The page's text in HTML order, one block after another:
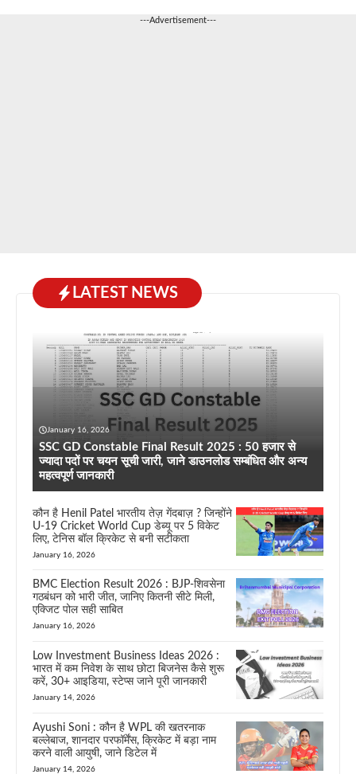
---Advertisement---
LATEST NEWS
January 16, 2026
SSC GD Constable Final Result 2025 : 50 हजार से
ज्यादा पदों पर चयन सूची जारी, जाने डाउनलोड सम्बंधित और अन्य
महत्वपूर्ण जानकारी
कौन है Henil Patel भारतीय तेज़ गेंदबाज़ ? जिन्होंने
U-19 Cricket World Cup डेब्यू पर 5 विकेट
लिए, टेनिस बॉल क्रिकेट से बनी सटीकता
January 16, 2026
BMC Election Result 2026 : BJP-शिवसेना
गठबंधन को भारी जीत, जानिए कितनी सीटे मिली,
एक्जिट पोल सही साबित
January 16, 2026
Low Investment Business Ideas 2026 :
भारत में कम निवेश के साथ छोटा बिजनेस कैसे शुरू
करें, 30+ आइडिया, स्टेप्स जाने पूरी जानकारी
January 14, 2026
Ayushi Soni : कौन है WPL की खतरनाक
बल्लेबाज, शानदार परफॉर्मेंस, क्रिकेट में बड़ा नाम
करने वाली आयुषी, जाने डिटेल में
January 14, 2026